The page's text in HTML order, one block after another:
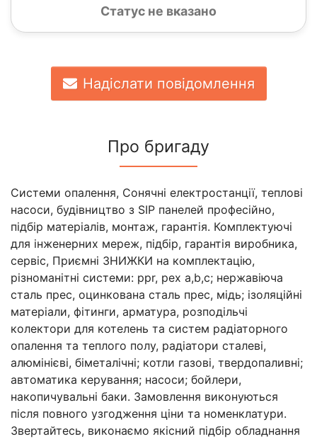
Статус не вказано
Надіслати повідомлення
Про бригаду
Системи опалення, Сонячні електростанції, теплові
насоси, будівництво з SIP панелей професійно,
підбір матеріалів, монтаж, гарантія. Комплектуючі
для інженерних мереж, підбір, гарантія виробника,
сервіс, Приємні ЗНИЖКИ на комплектацію,
різноманітні системи: ppr, pex a,b,c; нержавіюча
сталь прес, оцинкована сталь прес, мідь; ізоляційні
матеріали, фітинги, арматура, розподільчі
колектори для котелень та систем радіаторного
опалення та теплого полу, радіатори сталеві,
алюмінієві, біметалічні; котли газові, твердопаливні;
автоматика керування; насоси; бойлери,
накопичувальні баки. Замовлення виконуються
після повного узгодження ціни та номенклатури.
Звертайтесь, виконаємо якісний підбір обладнання